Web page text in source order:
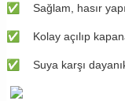
✅ ​​Sağlam, hasır
✅ ​​Kolay açılıp
✅ ​​Suya karşı